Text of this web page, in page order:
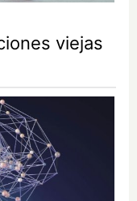
viejas